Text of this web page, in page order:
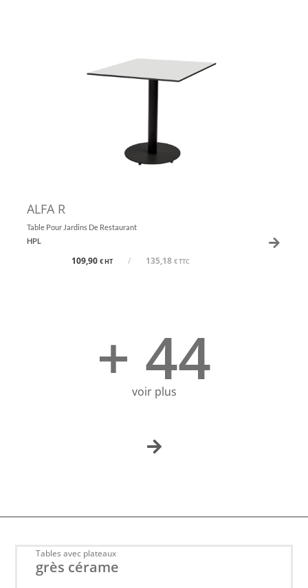
ALFA R
Table Pour Jardins De Restaurant
HPL
109,90 € HT / 135,18 € TTC
+ 44
voir plus
Tables avec plateaux
grès cérame